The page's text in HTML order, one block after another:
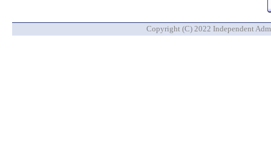
Copyright (C) 2022 Independent